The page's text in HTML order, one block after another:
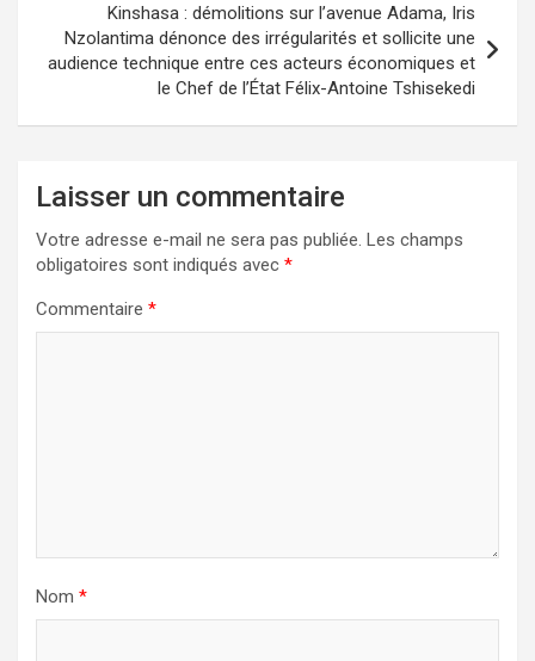
Kinshasa : démolitions sur l’avenue Adama, Iris
Nzolantima dénonce des irrégularités et sollicite une
audience technique entre ces acteurs économiques et
le Chef de l’État Félix-Antoine Tshisekedi
Laisser un commentaire
Votre adresse e-mail ne sera pas publiée. Les champs
obligatoires sont indiqués avec *
Commentaire *
Nom *